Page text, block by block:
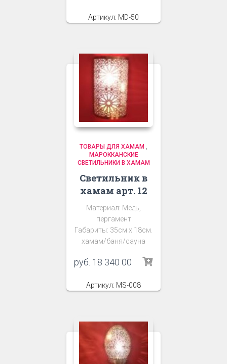
Артикул: MD-50
ТОВАРЫ ДЛЯ ХАМАМ
МАРОККАНСКИЕ
СВЕТИЛЬНИКИ В ХАМАМ
Светильник в
хамам арт. 12
Материал: Медь,
пергамент
Габариты: 35см х 18см.
хамам/баня/сауна
руб. 18 340 00
Артикул: MS-008